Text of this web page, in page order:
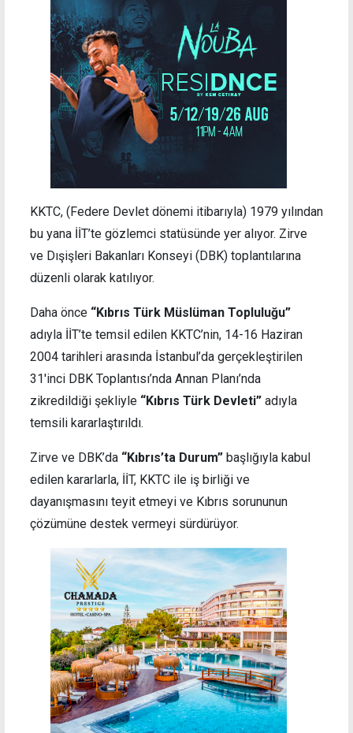
KKTC, (Federe Devlet dönemi itibarıyla) 1979 yılından
bu yana İİT’te gözlemci statüsünde yer alıyor. Zirve
ve Dışişleri Bakanları Konseyi (DBK) toplantılarına
düzenli olarak katılıyor.
Daha önce “Kıbrıs Türk Müslüman Topluluğu”
adıyla İİT’te temsil edilen KKTC’nin, 14-16 Haziran
2004 tarihleri arasında İstanbul’da gerçekleştirilen
31'inci DBK Toplantısı’nda Annan Planı’nda
zikredildiği şekliyle “Kıbrıs Türk Devleti” adıyla
temsili kararlaştırıldı.
Zirve ve DBK’da “Kıbrıs’ta Durum” başlığıyla kabul
edilen kararlarla, İİT, KKTC ile iş birliği ve
dayanışmasını teyit etmeyi ve Kıbrıs sorununun
çözümüne destek vermeyi sürdürüyor.